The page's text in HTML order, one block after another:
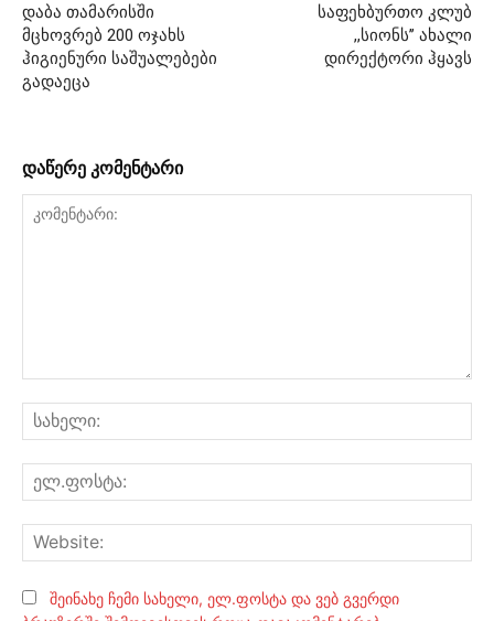
დაბა თამარისში
მცხოვრებ 200 ოჯახს
ჰიგიენური საშუალებები
გადაეცა
საფეხბურთო კლუბ
,,სიონს’’ ახალი
დირექტორი ჰყავს
დაწერე კომენტარი
შეინახე ჩემი სახელი, ელ.ფოსტა და ვებ გვერდი